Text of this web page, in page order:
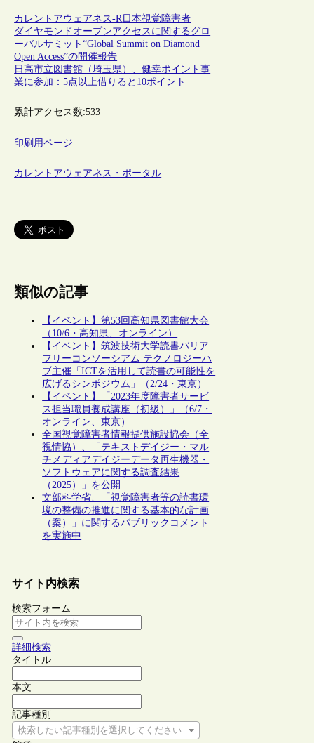
カレントアウェアネス-R日本視覚障害者
ダイヤモンドオープンアクセスに関するグロ
ーバルサミット“Global Summit on Diamond
Open Access”の開催報告
日高市立図書館（埼玉県）、健幸ポイント事
業に参加：5点以上借りると10ポイント
累計アクセス数:533
印刷用ページ
カレントアウェアネス・ポータル
類似の記事
【イベント】第53回高知県図書館大会
（10/6・高知県、オンライン）
【イベント】筑波技術大学読書バリア
フリーコンソーシアム テクノロジーハ
ブ主催「ICTを活用して読書の可能性を
広げるシンポジウム」（2/24・東京）
【イベント】「2023年度障害者サービ
ス担当職員養成講座（初級）」（6/7・
オンライン、東京）
全国視覚障害者情報提供施設協会（全
視情協）、「テキストデイジー・マル
チメディアデイジーデータ再生機器・
ソフトウェアに関する調査結果
（2025）」を公開
文部科学省、「視覚障害者等の読書環
境の整備の推進に関する基本的な計画
（案）」に関するパブリックコメント
を実施中
サイト内検索
検索フォーム
詳細検索
タイトル
本文
記事種別
検索したい記事種別を選択してください